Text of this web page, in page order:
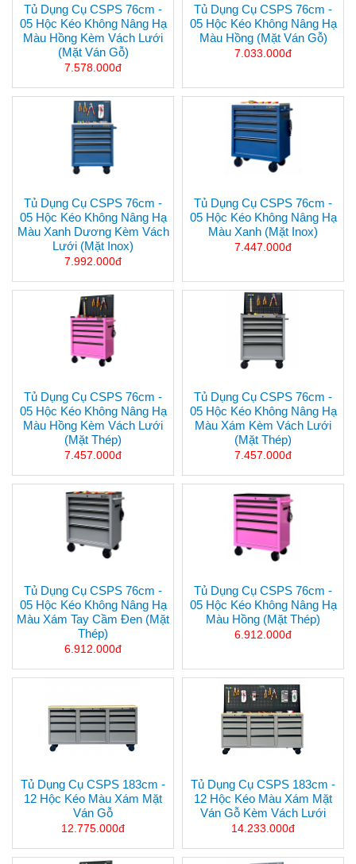
Tủ Dụng Cụ CSPS 76cm -
05 Hộc Kéo Không Nâng Hạ
Màu Hồng Kèm Vách Lưới
(mặt Ván Gỗ)
7.578.000đ
Tủ Dụng Cụ CSPS 76cm -
05 Hộc Kéo Không Nâng Hạ
Màu Hồng (mặt Ván Gỗ)
7.033.000đ
Tủ Dụng Cụ CSPS 76cm -
05 Hộc Kéo Không Nâng Hạ
Màu Xanh Dương Kèm Vách
Lưới (mặt Inox)
7.992.000đ
Tủ Dụng Cụ CSPS 76cm -
05 Hộc Kéo Không Nâng Hạ
Màu Xanh (mặt Inox)
7.447.000đ
Tủ Dụng Cụ CSPS 76cm -
05 Hộc Kéo Không Nâng Hạ
Màu Hồng Kèm Vách Lưới
(mặt Thép)
7.457.000đ
Tủ Dụng Cụ CSPS 76cm -
05 Hộc Kéo Không Nâng Hạ
Màu Xám Kèm Vách Lưới
(mặt Thép)
7.457.000đ
Tủ Dụng Cụ CSPS 76cm -
05 Hộc Kéo Không Nâng Hạ
Màu Xám Tay Cầm Đen (mặt
Thép)
6.912.000đ
Tủ Dụng Cụ CSPS 76cm -
05 Hộc Kéo Không Nâng Hạ
Màu Hồng (mặt Thép)
6.912.000đ
Tủ Dụng Cụ CSPS 183cm -
12 Hộc Kéo Màu Xám Mặt
Ván Gỗ
12.775.000đ
Tủ Dụng Cụ CSPS 183cm -
12 Hộc Kéo Màu Xám Mặt
Ván Gỗ Kèm Vách Lưới
14.233.000đ